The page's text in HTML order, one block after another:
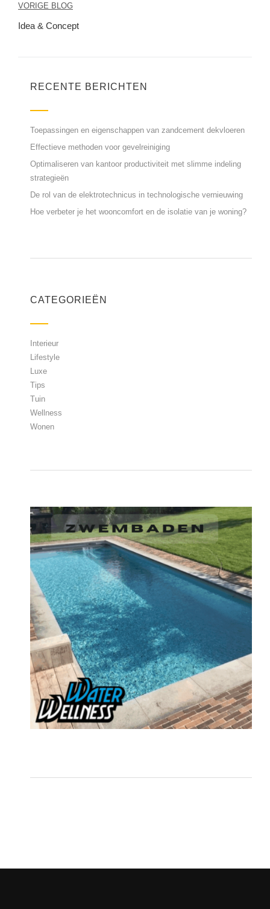
Berichtnavigatie
VORIGE BLOG
Idea & Concept
RECENTE BERICHTEN
Toepassingen en eigenschappen van zandcement dekvloeren
Effectieve methoden voor gevelreiniging
Optimaliseren van kantoor productiviteit met slimme indeling
strategieën
De rol van de elektrotechnicus in technologische vernieuwing
Hoe verbeter je het wooncomfort en de isolatie van je woning?
CATEGORIEËN
Interieur
Lifestyle
Luxe
Tips
Tuin
Wellness
Wonen